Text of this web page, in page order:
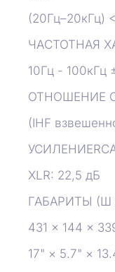
(20Гц–20кГц)
ЧАСТОТНАЯ
10Гц - 100кГц
ОТНОШЕНИЕ
(IHF
XLR: 22,5 дБ
ГАБАРИТЫ (Ш
431 × 144 ×
17" × 5.7" ×